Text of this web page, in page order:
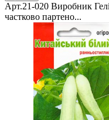
Арт.21-020 Виробник
частково партено...